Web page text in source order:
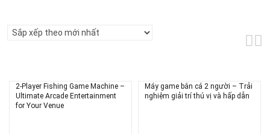
2-Player Fishing Game Machine –
Ultimate Arcade Entertainment
for Your Venue
Máy game bắn cá 2 người – Trải
nghiệm giải trí thú vị và hấp dẫn